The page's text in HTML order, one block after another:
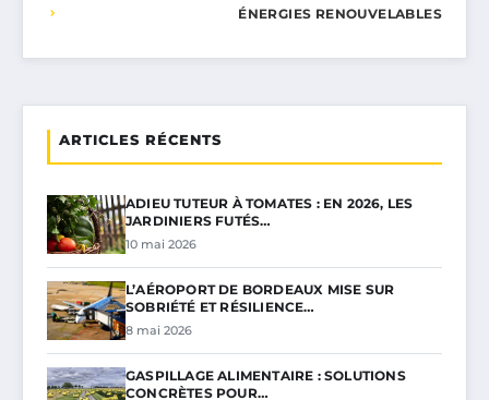
ÉNERGIES RENOUVELABLES
ARTICLES RÉCENTS
ADIEU TUTEUR À TOMATES : EN 2026, LES
JARDINIERS FUTÉS…
10 mai 2026
L’AÉROPORT DE BORDEAUX MISE SUR
SOBRIÉTÉ ET RÉSILIENCE…
8 mai 2026
GASPILLAGE ALIMENTAIRE : SOLUTIONS
CONCRÈTES POUR…